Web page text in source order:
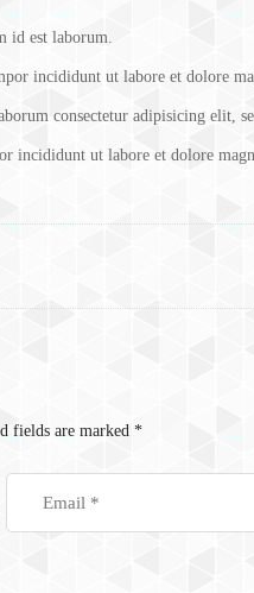
id est laborum.
incididunt ut labore et dolore
consectetur adipisicing elit,
incididunt ut labore et dolore
fields are marked *